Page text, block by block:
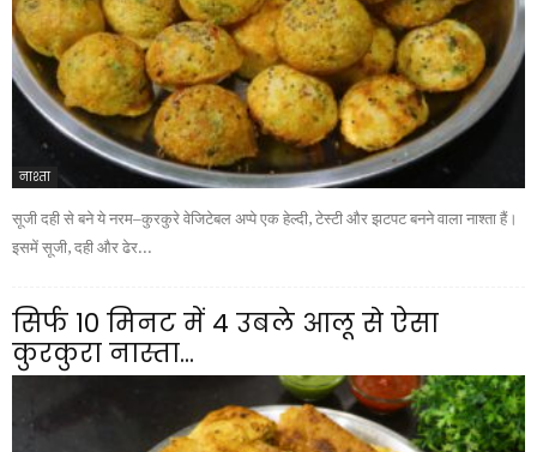
नाश्ता
सूजी दही से बने ये नरम–कुरकुरे वेजिटेबल अप्पे एक हेल्दी, टेस्टी और झटपट बनने वाला नाश्ता हैं।
इसमें सूजी, दही और ढेर...
सिर्फ 10 मिनट में 4 उबले आलू से ऐसा
कुरकुरा नास्ता...